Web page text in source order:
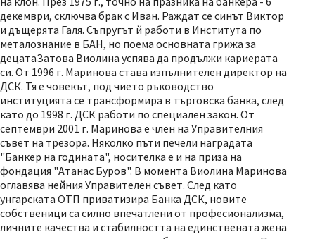
декември, сключва брак с Иван. Раждат се синът Виктор
и дъщерята Галя. Съпругът й работи в Института по
металознание в БАН, но поема основната грижа за
децатаЗатова Виолина успява да продължи кариерата
си. От 1996 г. Маринова става изпълнителен директор на
ДСК. Тя е човекът, под чието ръководство
институцията се трансформира в търговска банка, след
като до 1998 г. ДСК работи по специален закон. От
септември 2001 г. Маринова е член на Управителния
съвет на трезора. Няколко пъти печели наградата
"Банкер на годината", носителка е и на приза на
фондация "Атанас Буров". В момента Виолина Маринова
оглавява нейния Управителен съвет. След като
унгарската ОТП приватизира Банка ДСК, новите
собственици са силно впечатлени от професионализма,
личните качества и стабилността на единствената жена